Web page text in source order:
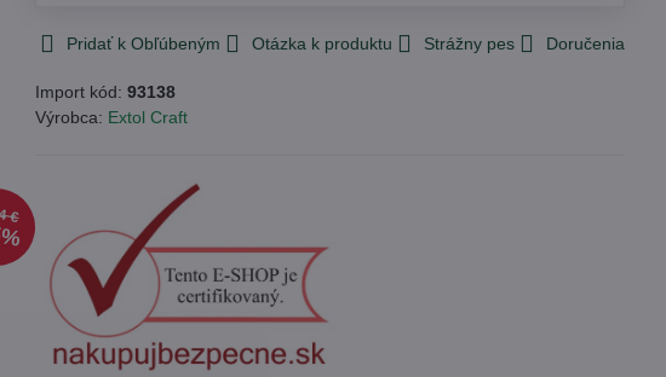
€
Pridať k Obľúbeným Otázka k produktu Strážny pes Doručenia
Import kód:93138
Výrobca: Extol Craft